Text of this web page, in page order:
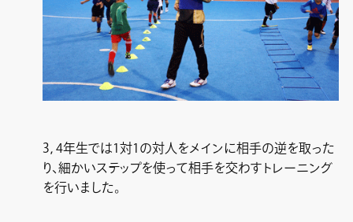
3，4年生では1対1の対人をメインに相手の逆を取った
り、細かいステップを使って相手を交わすトレーニング
を行いました。